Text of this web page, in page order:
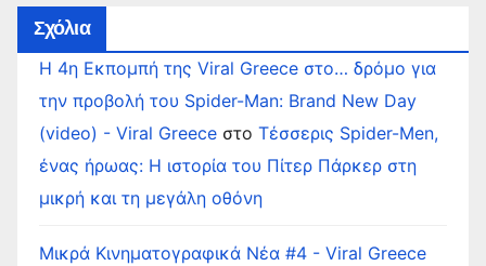
Σχόλια
Η 4η Εκπομπή της Viral Greece στο… δρόμο για
την προβολή του Spider-Man: Brand New Day
(video) - Viral Greece στο Τέσσερις Spider-Men,
ένας ήρωας: Η ιστορία του Πίτερ Πάρκερ στη
μικρή και τη μεγάλη οθόνη
Μικρά Κινηματογραφικά Νέα #4 - Viral Greece